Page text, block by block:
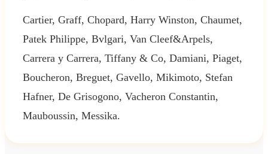
Cartier, Graff, Chopard, Harry Winston, Chaumet,
Patek Philippe, Bvlgari, Van Cleef&Arpels,
Carrera y Carrera, Tiffany & Co, Damiani, Piaget,
Boucheron, Breguet, Gavello, Mikimoto, Stefan
Hafner, De Grisogono, Vacheron Constantin,
Mauboussin, Messika.